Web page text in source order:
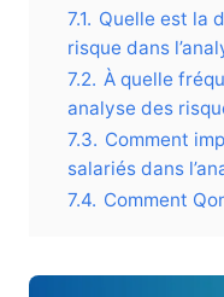
7.1. Quelle est la
risque dans
7.2. À quelle
analyse des
7.3. Comment
salariés dans
7.4. Comment